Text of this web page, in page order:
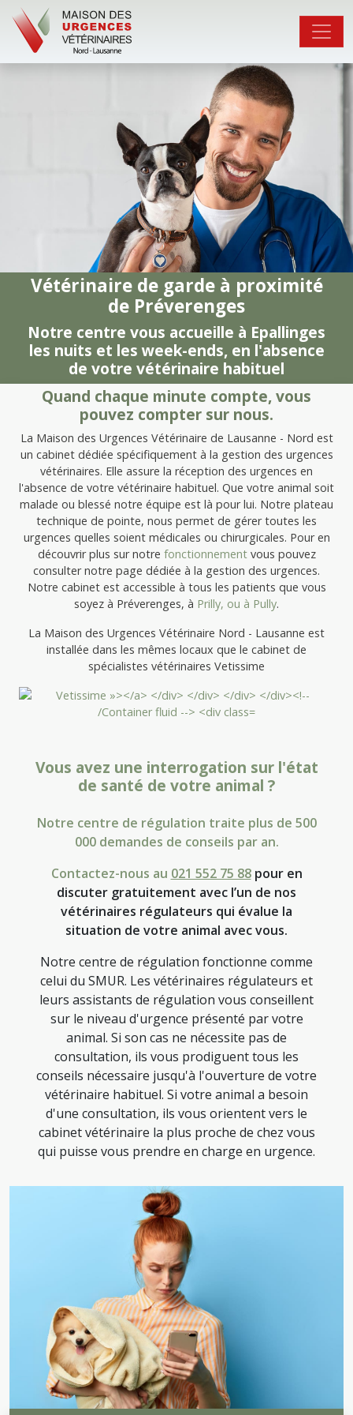
Vétérinaire de garde à proximité
de Préverenges
Notre centre vous accueille à Epallinges
les nuits et les week-ends, en l'absence
de votre vétérinaire habituel
Quand chaque minute compte, vous
pouvez compter sur nous.
La Maison des Urgences Vétérinaire de Lausanne - Nord est
un cabinet dédiée spécifiquement à la gestion des urgences
vétérinaires. Elle assure la réception des urgences en
l'absence de votre vétérinaire habituel. Que votre animal soit
malade ou blessé notre équipe est là pour lui. Notre plateau
technique de pointe, nous permet de gérer toutes les
urgences quelles soient médicales ou chirurgicales. Pour en
découvrir plus sur notre fonctionnementvous pouvez
consulter notre page dédiée à la gestion des urgences.
Notre cabinet est accessible à tous les patients que vous
soyez à Préverenges, à Prilly, ou à Pully.
La Maison des Urgences Vétérinaire Nord - Lausanne est
installée dans les mêmes locaux que le cabinet de
spécialistes vétérinaires Vetissime
Vous avez une interrogation sur l'état
de santé de votre animal ?
Notre centre de régulation traite plus de 500
000 demandes de conseils par an.
Contactez-nous au 021 552 75 88pour en
discuter gratuitement avec l’un de nos
vétérinaires régulateurs qui évalue la
situation de votre animal avec vous.
Notre centre de régulation fonctionne comme
celui du SMUR. Les vétérinaires régulateurs et
leurs assistants de régulation vous conseillent
sur le niveau d'urgence présenté par votre
animal. Si son cas ne nécessite pas de
consultation, ils vous prodiguent tous les
conseils nécessaire jusqu'à l'ouverture de votre
vétérinaire habituel. Si votre animal a besoin
d'une consultation, ils vous orientent vers le
cabinet vétérinaire la plus proche de chez vous
qui puisse vous prendre en charge en urgence.